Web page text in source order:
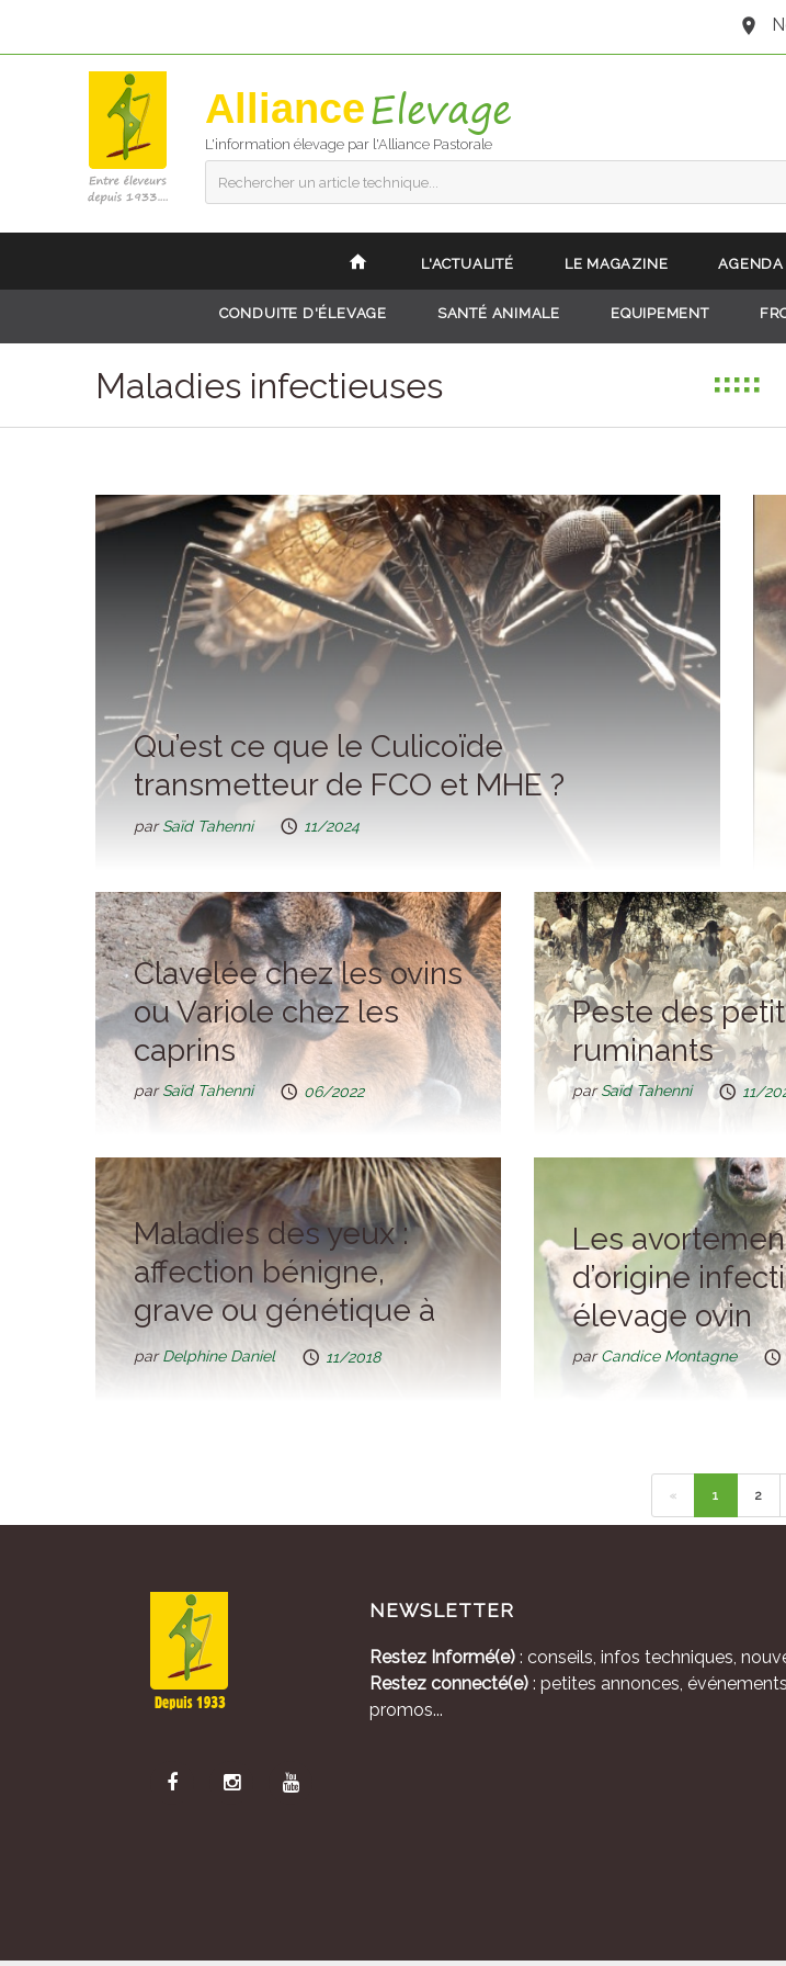
Alliance
L'information élevage par l'Alliance Pastorale
Rechercher un article technique...
L'ACTUALITÉ LE MAGAZINE AGENDA
CONDUITE D'ÉLEVAGE SANTÉ ANIMALE EQUIPEMENT
Maladies infectieuses
Qu’est ce que le Culicoïde
transmetteur de FCO et MHE ?
parSaïd Tahenni 11/2024
Clavelée chez les ovins
ou Variole chez les
caprins
parSaïd Tahenni 06/2022
Peste des
ruminants
parSaïd Tahenni 11/
Maladies des yeux :
affection bénigne,
grave ou génétique à
chacune son traitement
parDelphine Daniel 11/2018
Les
d’origine
élevage ovin
parCandice Montagne
« 1 2
NEWSLETTER
Restez Informé(e) : conseils, infos techniques,
Restez connecté(e) : petites annonces,
promos...